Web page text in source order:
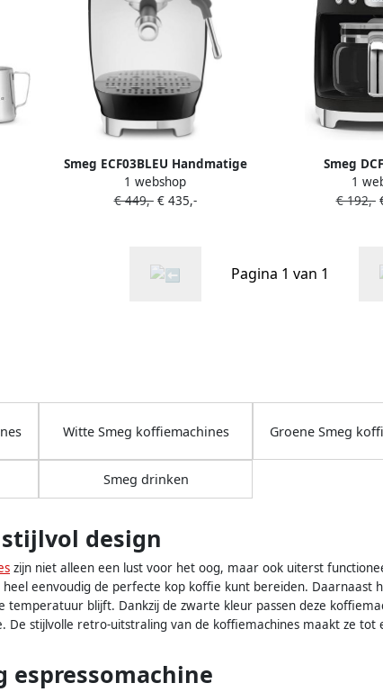
Smeg ECF03BLEU Handmatige
Espressomachine Pistonmachine
Cold Brew 15 Bar 58 mm
1 webshop
€ 449,-€ 435,-
Smeg
1
€ 192,-
Pagina 1 van 1
Witte Smeg koffiemachines Groene Smeg
Smeg drinken
design
zijn niet alleen een lust voor het oog, maar ook uiterst
eenvoudig de perfecte kop koffie kunt bereiden.
temperatuur blijft. Dankzij de zwarte kleur passen deze
De stijlvolle retro-uitstraling van de koffiemachines maakt ze tot
espressomachine